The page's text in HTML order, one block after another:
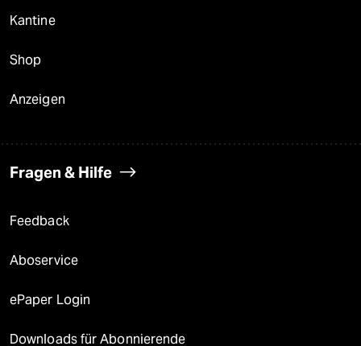
Kantine
Shop
Anzeigen
Fragen & Hilfe
Feedback
Aboservice
ePaper Login
Downloads für Abonnierende